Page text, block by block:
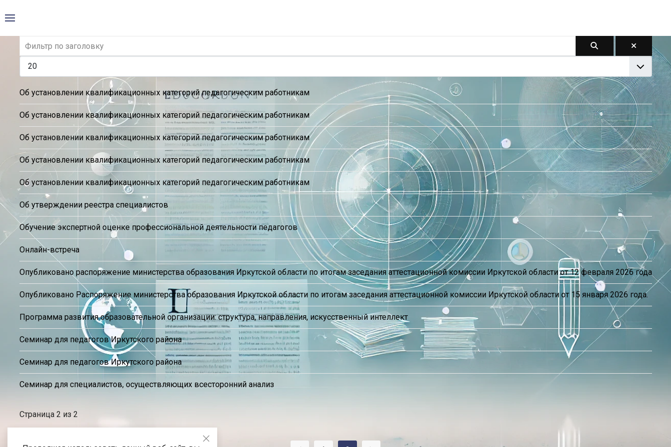
Об установлении квалификационных категорий педагогическим работникам
Об установлении квалификационных категорий педагогическим работникам
Об установлении квалификационных категорий педагогическим работникам
Об установлении квалификационных категорий педагогическим работникам
Об установлении квалификационных категорий педагогическим работникам
Об утверждении реестра специалистов
Обучение экспертной оценке профессиональной деятельности педагогов
Онлайн-встреча
Опубликовано распоряжение министерства образования Иркутской области по итогам заседания аттестационной комиссии Иркутской области от 12 февраля 2026 года
Опубликовано Распоряжение министерства образования Иркутской области по итогам заседания аттестационной комиссии Иркутской области от 15 января 2026 года.
Программа развития образовательной организации: структура, направления, искусственный интеллект
Семинар для педагогов Иркутского района
Семинар для педагогов Иркутского района
Семинар для специалистов, осуществляющих всесторонний анализ
Страница 2 из 2